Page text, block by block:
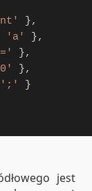
jest
},
'a'
},
},
},
';'
}